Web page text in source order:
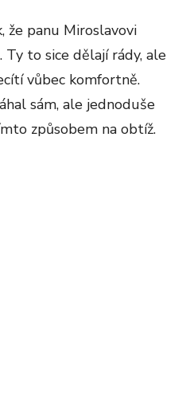
že panu Miroslavovi
to sice dělají rády, ale
vůbec komfortně.
sám, ale jednoduše
způsobem na obtíž.